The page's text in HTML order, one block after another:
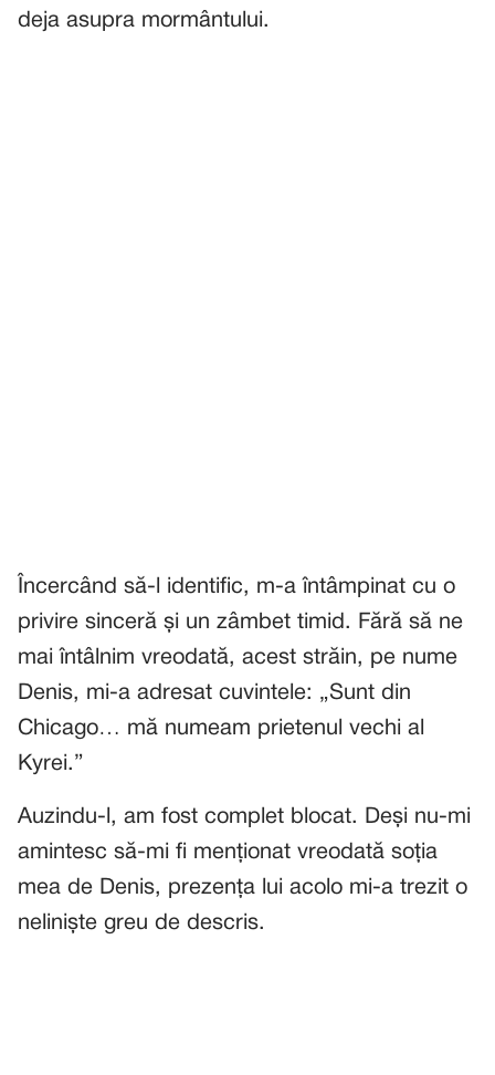
deja asupra mormântului.
Încercând să-l identific, m-a întâmpinat cu o
privire sinceră și un zâmbet timid. Fără să ne
mai întâlnim vreodată, acest străin, pe nume
Denis, mi-a adresat cuvintele: „Sunt din
Chicago… mă numeam prietenul vechi al
Kyrei.”
Auzindu-l, am fost complet blocat. Deși nu-mi
amintesc să-mi fi menționat vreodată soția
mea de Denis, prezența lui acolo mi-a trezit o
neliniște greu de descris.